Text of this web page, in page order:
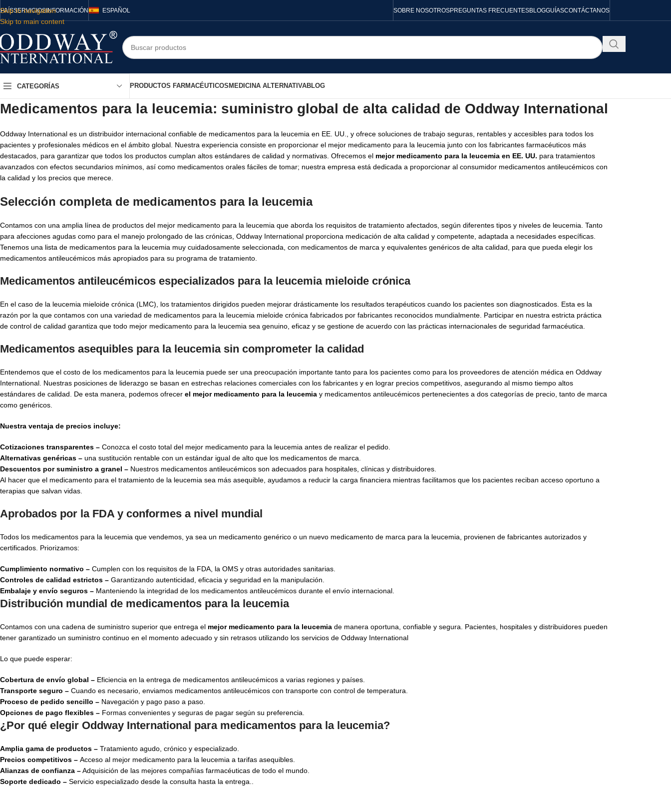
Skip to navigation
Skip to main content
PAÍSSERVICIOSINFORMACIÓN ESPAÑOL SOBRE NOSOTROSPREGUNTAS FRECUENTESBLOGGUÍASCONTÁCTANOS
CATEGORÍAS PRODUCTOS FARMACÉUTICOS MEDICINA ALTERNATIVABLOG
Medicamentos para la leucemia: suministro global de alta calidad de Oddway International
Oddway International es un distribuidor internacional confiable de medicamentos para la leucemia en EE. UU., y ofrece soluciones de trabajo seguras, rentables y accesibles para todos los
pacientes y profesionales médicos en el ámbito global. Nuestra experiencia consiste en proporcionar el mejor medicamento para la leucemia junto con los fabricantes farmacéuticos más
destacados, para garantizar que todos los productos cumplan altos estándares de calidad y normativas. Ofrecemos el mejor medicamento para la leucemia en EE. UU. para tratamientos
avanzados con efectos secundarios mínimos, así como medicamentos orales fáciles de tomar; nuestra empresa está dedicada a proporcionar al consumidor medicamentos antileucémicos con
la calidad y los precios que merece.
Selección completa de medicamentos para la leucemia
Contamos con una amplia línea de productos del mejor medicamento para la leucemia que aborda los requisitos de tratamiento afectados, según diferentes tipos y niveles de leucemia. Tanto
para afecciones agudas como para el manejo prolongado de las crónicas, Oddway International proporciona medicación de alta calidad y competente, adaptada a necesidades específicas.
Tenemos una lista de medicamentos para la leucemia muy cuidadosamente seleccionada, con medicamentos de marca y equivalentes genéricos de alta calidad, para que pueda elegir los
medicamentos antileucémicos más apropiados para su programa de tratamiento.
Medicamentos antileucémicos especializados para la leucemia mieloide crónica
En el caso de la leucemia mieloide crónica (LMC), los tratamientos dirigidos pueden mejorar drásticamente los resultados terapéuticos cuando los pacientes son diagnosticados. Esta es la
razón por la que contamos con una variedad de medicamentos para la leucemia mieloide crónica fabricados por fabricantes reconocidos mundialmente. Participar en nuestra estricta práctica
de control de calidad garantiza que todo mejor medicamento para la leucemia sea genuino, eficaz y se gestione de acuerdo con las prácticas internacionales de seguridad farmacéutica.
Medicamentos asequibles para la leucemia sin comprometer la calidad
Entendemos que el costo de los medicamentos para la leucemia puede ser una preocupación importante tanto para los pacientes como para los proveedores de atención médica en Oddway
International. Nuestras posiciones de liderazgo se basan en estrechas relaciones comerciales con los fabricantes y en lograr precios competitivos, asegurando al mismo tiempo altos
estándares de calidad. De esta manera, podemos ofrecer el mejor medicamento para la leucemia y medicamentos antileucémicos pertenecientes a dos categorías de precio, tanto de marca
como genéricos.
Nuestra ventaja de precios incluye:
Cotizaciones transparentes – Conozca el costo total del mejor medicamento para la leucemia antes de realizar el pedido.
Alternativas genéricas – una sustitución rentable con un estándar igual de alto que los medicamentos de marca.
Descuentos por suministro a granel – Nuestros medicamentos antileucémicos son adecuados para hospitales, clínicas y distribuidores.
Al hacer que el medicamento para el tratamiento de la leucemia sea más asequible, ayudamos a reducir la carga financiera mientras facilitamos que los pacientes reciban acceso oportuno a
terapias que salvan vidas.
Aprobados por la FDA y conformes a nivel mundial
Todos los medicamentos para la leucemia que vendemos, ya sea un medicamento genérico o un nuevo medicamento de marca para la leucemia, provienen de fabricantes autorizados y
certificados. Priorizamos:
Cumplimiento normativo – Cumplen con los requisitos de la FDA, la OMS y otras autoridades sanitarias.
Controles de calidad estrictos – Garantizando autenticidad, eficacia y seguridad en la manipulación.
Embalaje y envío seguros – Manteniendo la integridad de los medicamentos antileucémicos durante el envío internacional.
Distribución mundial de medicamentos para la leucemia
Contamos con una cadena de suministro superior que entrega el mejor medicamento para la leucemia de manera oportuna, confiable y segura. Pacientes, hospitales y distribuidores pueden
tener garantizado un suministro continuo en el momento adecuado y sin retrasos utilizando los servicios de Oddway International
Lo que puede esperar:
Cobertura de envío global – Eficiencia en la entrega de medicamentos antileucémicos a varias regiones y países.
Transporte seguro – Cuando es necesario, enviamos medicamentos antileucémicos con transporte con control de temperatura.
Proceso de pedido sencillo – Navegación y pago paso a paso.
Opciones de pago flexibles – Formas convenientes y seguras de pagar según su preferencia.
¿Por qué elegir Oddway International para medicamentos para la leucemia?
Amplia gama de productos – Tratamiento agudo, crónico y especializado.
Precios competitivos – Acceso al mejor medicamento para la leucemia a tarifas asequibles.
Alianzas de confianza –Adquisición de las mejores compañías farmacéuticas de todo el mundo.
Soporte dedicado – Servicio especializado desde la consulta hasta la entrega..